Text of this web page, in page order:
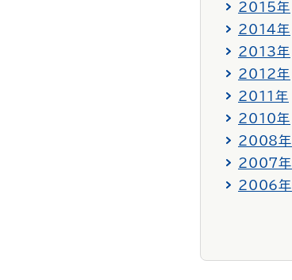
2015年
2014年
2013年
2012年
2011年
2010年
2008年
2007年
2006年